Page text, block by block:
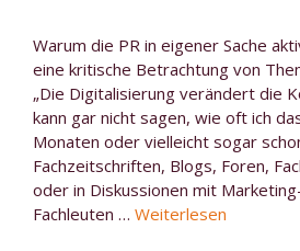
Warum die PR in eigener Sache
eine kritische Betrachtung von
„Die Digitalisierung verändert die
kann gar nicht sagen, wie oft ich
Monaten oder vielleicht sogar
Fachzeitschriften, Blogs, Foren,
oder in Diskussionen mit
Fachleuten … Weiterlesen